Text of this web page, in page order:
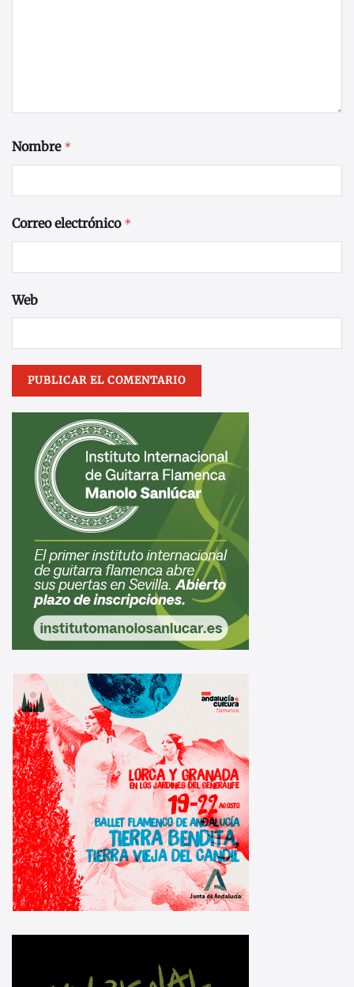
Nombre *
Correo electrónico *
Web